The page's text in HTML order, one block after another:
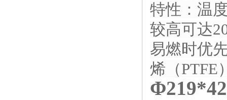
特性：温
较高可达
易燃时优
烯（PTFE